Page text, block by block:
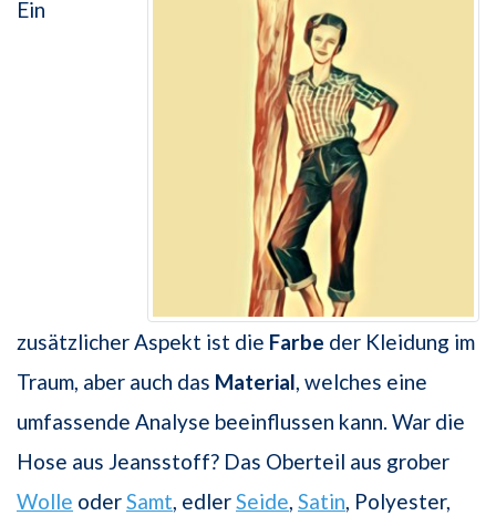
Ein
zusätzlicher Aspekt ist die Farbe der Kleidung im
Traum, aber auch das Material, welches eine
umfassende Analyse beeinflussen kann. War die
Hose aus Jeansstoff? Das Oberteil aus grober
Wolle oderSamt, edlerSeide, Satin, Polyester,